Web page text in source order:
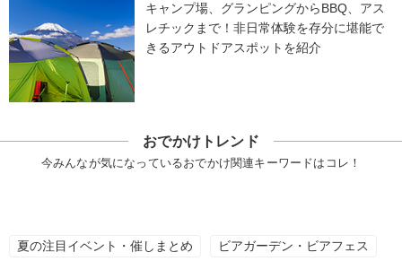
キャンプ場、グランピングからBBQ、アス
レチックまで！非日常体験を存分に堪能で
きるアウトドアスポットを紹介
おでかけトレンド
今みんなが気になっているおでかけ関連キーワードはコレ！
夏の注目イベント・催しまとめ ビアガーデン・ビアフェス